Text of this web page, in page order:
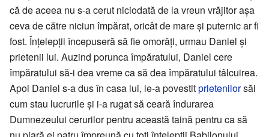
că de aceea nu s-a cerut niciodată de la vreun vrăjitor așa
ceva de către niciun împărat, oricât de mare și puternic ar fi
fost. Înțelepții începuseră să fie omorâți, urmau Daniel și
prietenii lui. Auzind porunca împăratului, Daniel cere
împăratului să-i dea vreme ca să dea împăratului tâlcuirea.
Apoi Daniel s-a dus în casa lui, le-a povestitprietenilorsăi
cum stau lucrurile și i-a rugat să ceară îndurarea
Dumnezeului cerurilor pentru această taină pentru ca să